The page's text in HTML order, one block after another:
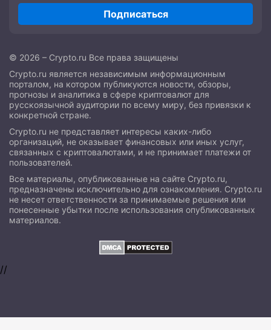
Подписаться
© 2026 – Crypto.ru Все права защищены
Crypto.ru является независимым информационным
порталом, на котором публикуются новости, обзоры,
прогнозы и аналитика в сфере криптовалют для
русскоязычной аудитории по всему миру, без привязки к
конкретной стране.
Crypto.ru не представляет интересы каких-либо
организаций, не оказывает финансовых или иных услуг,
связанных с криптовалютами, и не принимает платежи от
пользователей.
Все материалы, опубликованные на сайте Crypto.ru,
предназначены исключительно для ознакомления. Crypto.ru
не несет ответственности за принимаемые решения или
понесенные убытки после использования опубликованных
материалов.
//